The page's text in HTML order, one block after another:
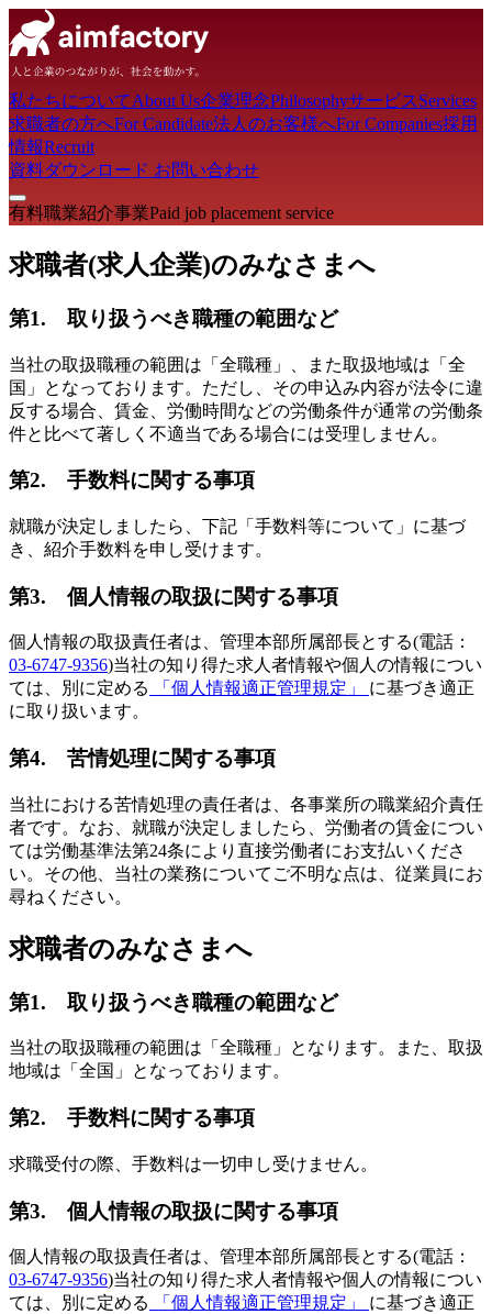
私たちについてAbout Us企業理念PhilosophyサービスServices
求職者の方へFor Candidate法人のお客様へFor Companies採用
情報Recruit
資料ダウンロード お問い合わせ
有料職業紹介事業Paid job placement service
求職者(求人企業)のみなさまへ
第1. 取り扱うべき職種の範囲など
当社の取扱職種の範囲は「全職種」、また取扱地域は「全
国」となっております。ただし、その申込み内容が法令に違
反する場合、賃金、労働時間などの労働条件が通常の労働条
件と比べて著しく不適当である場合には受理しません。
第2. 手数料に関する事項
就職が決定しましたら、下記「手数料等について」に基づ
き、紹介手数料を申し受けます。
第3. 個人情報の取扱に関する事項
個人情報の取扱責任者は、管理本部所属部長とする(電話：
03-6747-9356)当社の知り得た求人者情報や個人の情報につい
ては、別に定める
「個人情報適正管理規定」 に基づき適正
に取り扱います。
第4. 苦情処理に関する事項
当社における苦情処理の責任者は、各事業所の職業紹介責任
者です。なお、就職が決定しましたら、労働者の賃金につい
ては労働基準法第24条により直接労働者にお支払いくださ
い。その他、当社の業務についてご不明な点は、従業員にお
尋ねください。
求職者のみなさまへ
第1. 取り扱うべき職種の範囲など
当社の取扱職種の範囲は「全職種」となります。また、取扱
地域は「全国」となっております。
第2. 手数料に関する事項
求職受付の際、手数料は一切申し受けません。
第3. 個人情報の取扱に関する事項
個人情報の取扱責任者は、管理本部所属部長とする(電話：
03-6747-9356)当社の知り得た求人者情報や個人の情報につい
ては、別に定める
「個人情報適正管理規定」 に基づき適正